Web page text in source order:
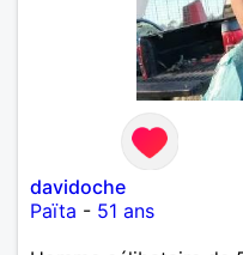
davidoche
Païta - 51 ans